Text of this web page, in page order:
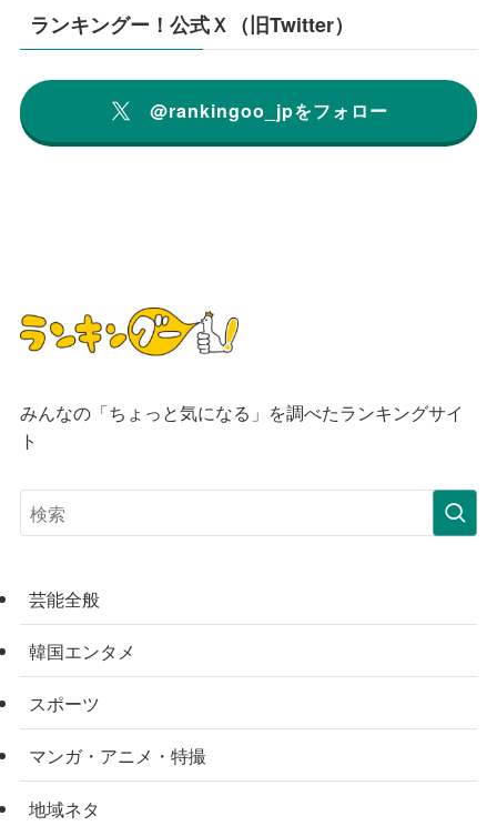
ランキングー！公式Ｘ（旧Twitter）
@rankingoo_jpをフォロー
みんなの「ちょっと気になる」を調べたランキングサイ
ト
芸能全般
韓国エンタメ
スポーツ
マンガ・アニメ・特撮
地域ネタ